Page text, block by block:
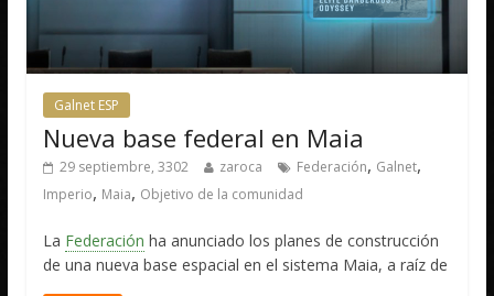
Galnet ESP
Nueva base federal en Maia
29 septiembre, 3302 zaroca Federación, Galnet,
Imperio, Maia, Objetivo de la comunidad
La Federación ha anunciado los planes de construcción
de una nueva base espacial en el sistema Maia, a raíz de